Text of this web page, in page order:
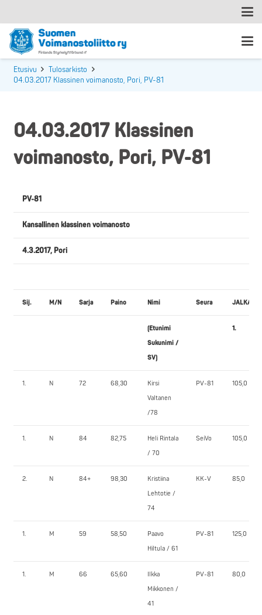
Etusivu
Tulosarkisto
04.03.2017 Klassinen voimanosto, Pori, PV-81
04.03.2017 Klassinen
voimanosto, Pori, PV-81
PV-81
Kansallinen klassinen voimanosto
4.3.2017, Pori
Sij. M/N Sarja Paino Nimi Seura
(Etunimi
Sukunimi /
SV)
1.
1. N 72 68,30
Kirsi
Valtanen
/78
PV-81 105,0
1. N 84 82,75
Heli Rintala
/ 70
SeiVo 105,0
2. N 84+ 98,30
Kristiina
Lehtotie /
74
KK-V 85,0
1. M 59 58,50
Paavo
Hiltula / 61
PV-81 125,0
1. M 66 65,60
Ilkka
Mikkonen /
41
PV-81 80,0